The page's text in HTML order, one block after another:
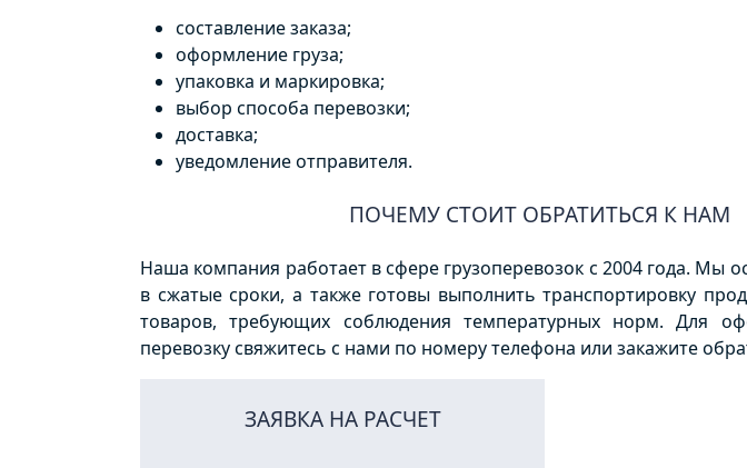
составление заказа;
оформление груза;
упаковка и маркировка;
выбор способа перевозки;
доставка;
уведомление отправителя.
ПОЧЕМУ СТОИТ ОБРАТИТЬСЯ К НАМ
Наша компания работает в сфере грузоперевозок с 2004 года. Мы
в сжатые сроки, а также готовы выполнить транспортировку
товаров, требующих соблюдения температурных норм. Для
перевозку свяжитесь с нами по номеру телефона или закажите
ЗАЯВКА НА РАСЧЕТ